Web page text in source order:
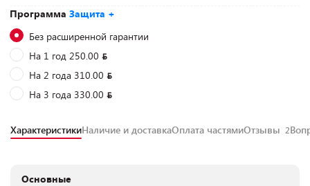
Программа Защита +
Без расширенной гарантии
На 1 год 250.00
На 2 года 310.00
На 3 года 330.00
ХарактеристикиНаличие и доставкаОплата частямиОтзывы 2
Основные